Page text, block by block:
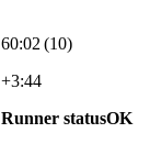
60:02 (10)
+3:44
Runner statusOK